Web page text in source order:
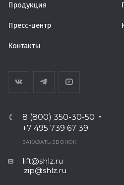
Продукция
Пресс-центр
Контакты
8 (800) 350-30-50
+7 495 739 67 39
ЗАКАЗАТЬ ЗВОНОК
lift@shlz.ru
zip@shlz.ru